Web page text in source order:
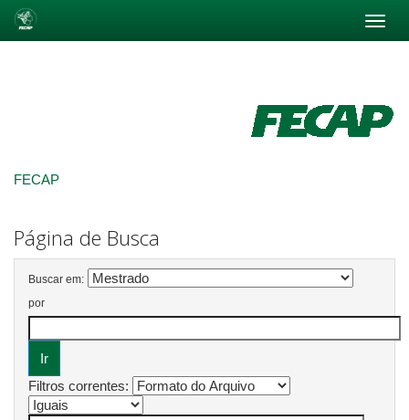
FECAP
Página de Busca
Buscar em:
por
Filtros correntes: